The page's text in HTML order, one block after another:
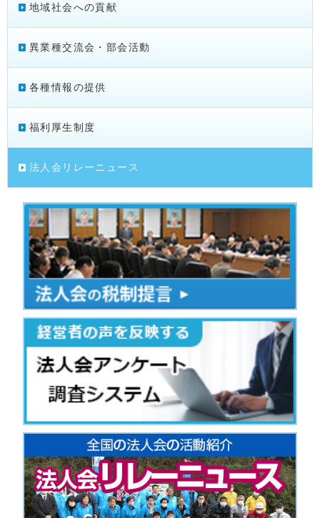
地域社会への貢献
異業種交流会・部会活動
各種情報の提供
福利厚生制度
法人会リレーニュース